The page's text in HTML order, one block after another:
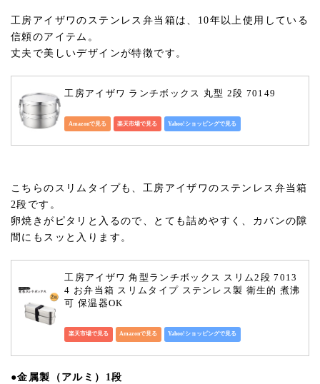
工房アイザワのステンレス弁当箱は、10年以上使用している
信頼のアイテム。
丈夫で美しいデザインが特徴です。
工房アイザワ ランチボックス 丸型 2段 70149
Amazonで見る 楽天市場で見る Yahoo!ショッピングで見る
こちらのスリムタイプも、工房アイザワのステンレス弁当箱
2段です。
卵焼きがピタリと入るので、とても詰めやすく、カバンの隙
間にもスッと入ります。
工房アイザワ 角型ランチボックス スリム2段 7013
4 お弁当箱 スリムタイプ ステンレス製 衛生的 煮沸
可 保温器OK
楽天市場で見る Amazonで見る Yahoo!ショッピングで見る
●金属製（アルミ）1段